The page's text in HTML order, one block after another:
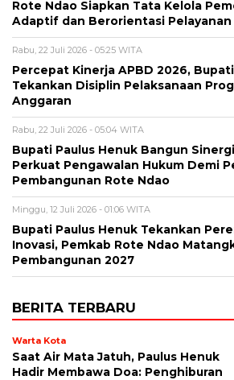
Rote Ndao Siapkan Tata Kelola
Adaptif dan Berorientasi Pelayanan
Rabu, 22 Juli 2026 - 05:25 WITA
Percepat Kinerja APBD 2026,
Tekankan Disiplin Pelaksanaan
Anggaran
Rabu, 22 Juli 2026 - 05:04 WITA
Bupati Paulus Henuk Bangun
Perkuat Pengawalan Hukum Demi
Pembangunan Rote Ndao
Minggu, 12 Juli 2026 - 01:06 WITA
Bupati Paulus Henuk Tekankan
Inovasi, Pemkab Rote Ndao
Pembangunan 2027
BERITA TERBARU
Warta Kota
Saat Air Mata Jatuh, Paulus Henuk
Hadir Membawa Doa: Penghiburan